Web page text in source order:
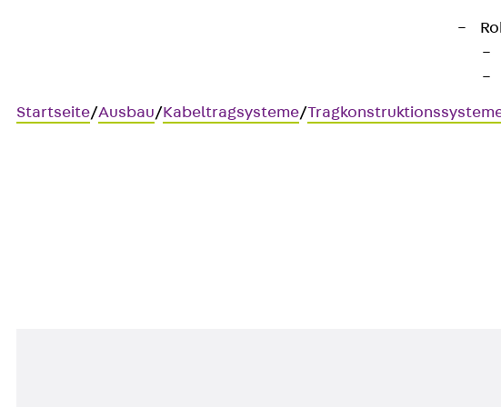
Startseite/Ausbau/Kabeltragsysteme/